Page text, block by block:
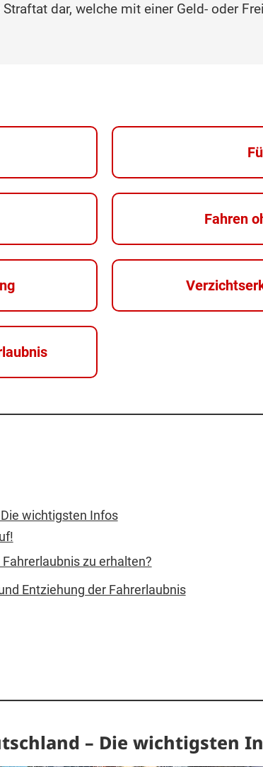
dar, welche mit einer Geld- oder
Fahren
wichtigsten Infos
zu erhalten?
Entziehung der Fahrerlaubnis
– Die wichtigsten